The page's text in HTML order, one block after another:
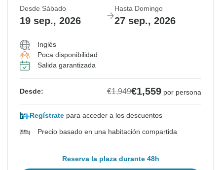
Desde Sábado
19 sep., 2026
Hasta Domingo
27 sep., 2026
Inglés
Poca disponibilidad
Salida garantizada
Desde: €1,949€1,559 por persona
Regístrate para acceder a los descuentos
Precio basado en una habitación compartida
Reserva la plaza durante 48h